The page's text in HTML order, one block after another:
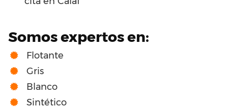
Somos expertos en:
Flotante
Gris
Blanco
Sintético